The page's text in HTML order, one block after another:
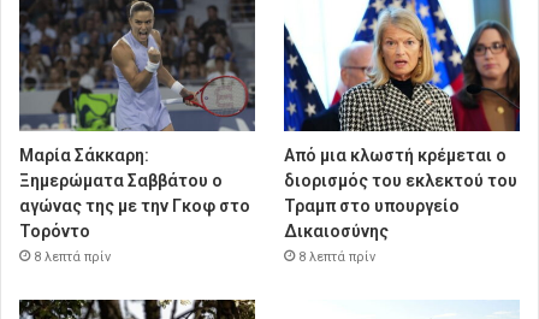
Μαρία Σάκκαρη:
Ξημερώματα Σαββάτου ο
αγώνας της με την Γκοφ στο
Τορόντο
8 λεπτά πρίν
Από μια κλωστή κρέμεται ο
διορισμός του εκλεκτού του
Τραμπ στο υπουργείο
Δικαιοσύνης
8 λεπτά πρίν